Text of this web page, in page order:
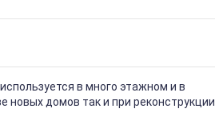
в много этажном и в
новых домов так и при реконструкции